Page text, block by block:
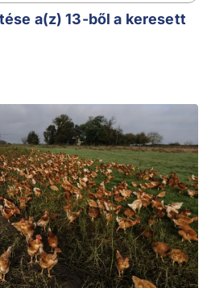
a(z) 13-ből a keresett